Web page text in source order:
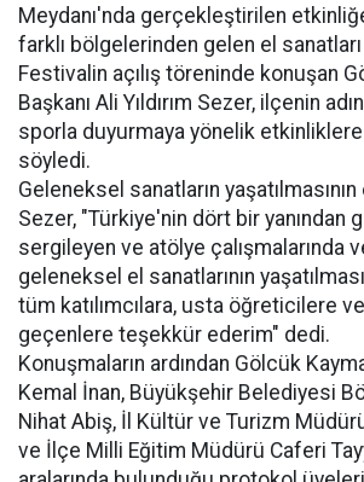
Meydanı'nda gerçekleştirilen
farklı bölgelerinden gelen el sanatları
Festivalin açılış töreninde konuşan
Başkanı Ali Yıldırım Sezer, ilçenin
sporla duyurmaya yönelik
söyledi.
Geleneksel sanatların
Sezer, "Türkiye'nin dört bir yanından
sergileyen ve atölye çalışmalarında
geleneksel el sanatlarının
tüm katılımcılara, usta öğreticilere
geçenlere teşekkür ederim" dedi.
Konuşmaların ardından Gölcük
Kemal İnan, Büyükşehir Belediyesi
Nihat Abiş, İl Kültür ve Turizm
ve İlçe Milli Eğitim Müdürü Caferi